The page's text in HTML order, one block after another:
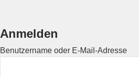
Anmelden
Benutzername oder E-Mail-Adresse